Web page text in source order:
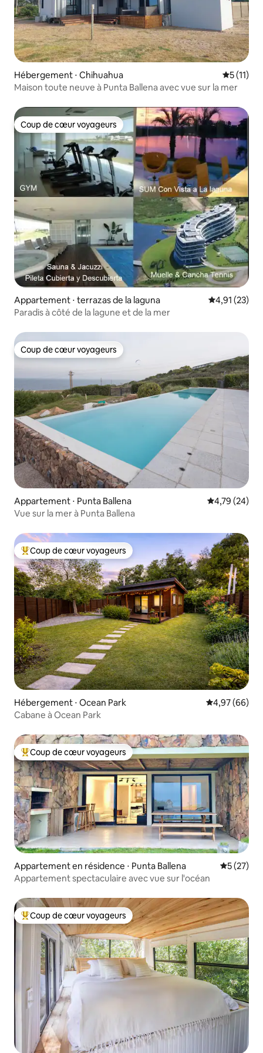
Hébergement ⋅ Chihuahua
5 (11)
Maison toute neuve à Punta Ballena avec vue sur la mer
Coup de cœur voyageurs
Coup de cœur voyageurs
Appartement ⋅ terrazas de la laguna Évaluation
4,91 (23)
Paradis à côté de la lagune et de la mer
Coup de cœur voyageurs
Coup de cœur voyageurs
Appartement ⋅ Punta Ballena Évaluation
4,79 (24)
Vue sur la mer à Punta Ballena
Coups de cœur voyageurs les plus appréciés
Coup de cœur voyageurs
Hébergement ⋅ Ocean Park Évaluation
4,97 (66)
Cabane à Ocean Park
Coups de cœur voyageurs les plus appréciés
Coup de cœur voyageurs
Appartement en résidence ⋅ Punta Ballena
5 (27)
Appartement spectaculaire avec vue sur l'océan
Coups de cœur voyageurs les plus appréciés
Coup de cœur voyageurs